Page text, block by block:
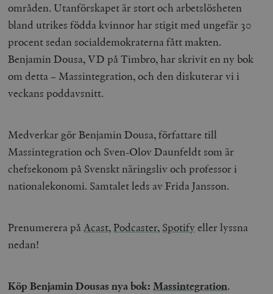
områden. Utanförskapet är stort och arbetslösheten
bland utrikes födda kvinnor har stigit med ungefär 30
procent sedan socialdemokraterna fått makten.
Benjamin Dousa, VD på Timbro, har skrivit en ny bok
om detta–Massintegration, och den diskuterar vi i
veckans poddavsnitt.
Medverkar gör Benjamin Dousa, författare till
Massintegration och Sven-Olov Daunfeldt som är
chefsekonom på Svenskt näringsliv och professor i
nationalekonomi. Samtalet leds av Frida Jansson.
Prenumerera påAcast,Podcaster, Spotifyeller lyssna
nedan!
Köp Benjamin Dousas nya bok:Massintegration.